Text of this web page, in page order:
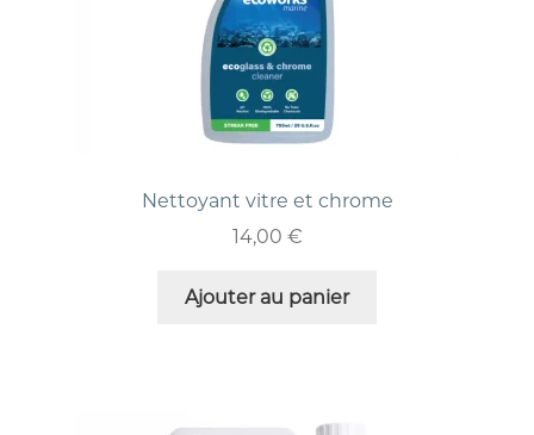
Nettoyant vitre et chrome
14,00 €
Ajouter au panier